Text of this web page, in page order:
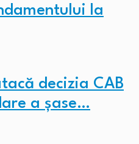
la
decizia CAB
a șase…